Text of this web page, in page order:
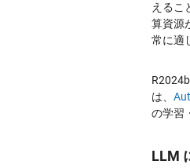
えるこ
算資源
常に適
は、
の学習
LLM